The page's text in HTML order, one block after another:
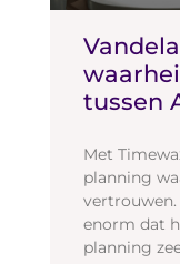
tussen
Met
planning
enorm dat
planning